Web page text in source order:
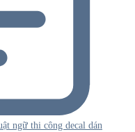
ngữ thi công decal dán